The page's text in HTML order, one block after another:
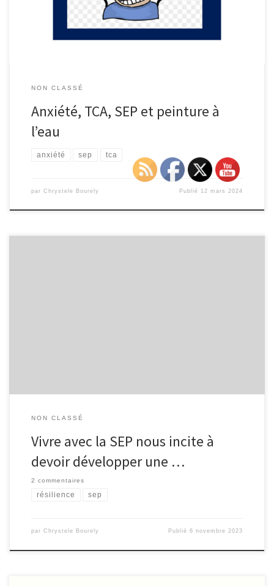
Phobies L’anxiété et le stress, tout […]
NON CLASSÉ
Anxiété, TCA, SEP et peinture à
l’eau
anxiété sep tca
par Chrystele Bourely Publié 12 mars 2024
NON CLASSÉ
Vivre avec la SEP nous incite à
devoir développer une …
2 commentaires
résilience sep
par Chrystele Bourely Publié6 novembre 2023